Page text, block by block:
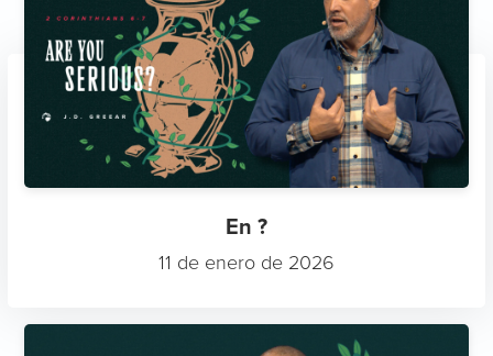
En ?
11 de enero de 2026